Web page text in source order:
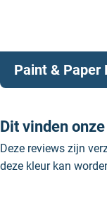
Paint & Paper
Dit vinden
Deze reviews zijn
deze kleur kan